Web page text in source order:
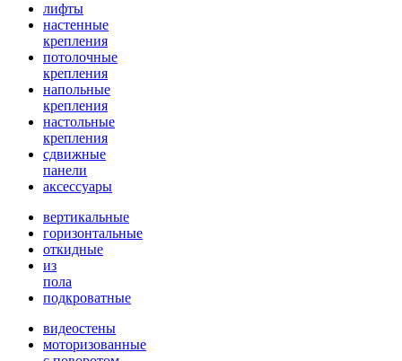
лифты
настенные
крепления
потолочные
крепления
напольные
крепления
настольные
крепления
сдвижные
панели
аксессуары
вертикальные
горизонтальные
откидные
из
пола
подкроватные
видеостены
моторизованные